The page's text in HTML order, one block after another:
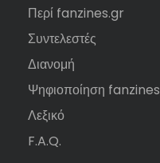
Περί fanzines.gr
Συντελεστές
Διανομή
Ψηφιοποίηση fanzines
Λεξικό
F.A.Q.